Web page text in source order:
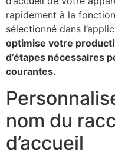
rapidement à la
sélectionné dans
optimise votre
d’étapes nécessaires
courantes.
nom du
d’accueil